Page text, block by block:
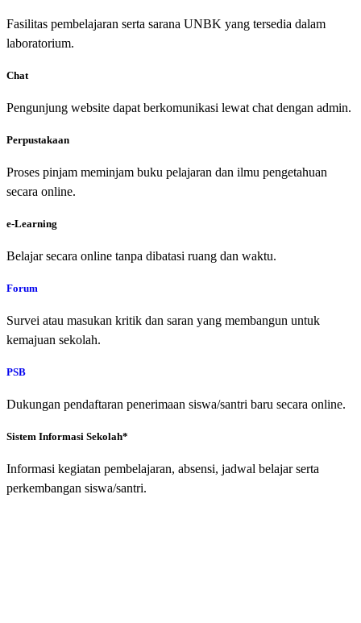
Fasilitas pembelajaran serta sarana UNBK yang tersedia dalam
laboratorium.
Chat
Pengunjung website dapat berkomunikasi lewat chat dengan admin.
Perpustakaan
Proses pinjam meminjam buku pelajaran dan ilmu pengetahuan
secara online.
e-Learning
Belajar secara online tanpa dibatasi ruang dan waktu.
Forum
Survei atau masukan kritik dan saran yang membangun untuk
kemajuan sekolah.
PSB
Dukungan pendaftaran penerimaan siswa/santri baru secara online.
Sistem Informasi Sekolah*
Informasi kegiatan pembelajaran, absensi, jadwal belajar serta
perkembangan siswa/santri.